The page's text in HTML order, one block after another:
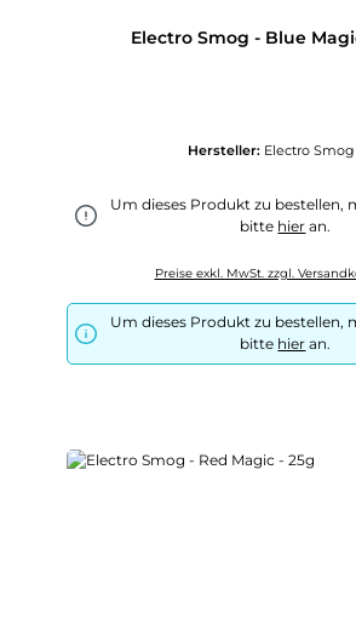
Electro Smog - Blue
Hersteller: Electro Smog
Um dieses Produkt zu bestellen,
bitte hier an.
Preise exkl. MwSt. zzgl.
Um dieses Produkt zu bestellen,
bitte hier an.